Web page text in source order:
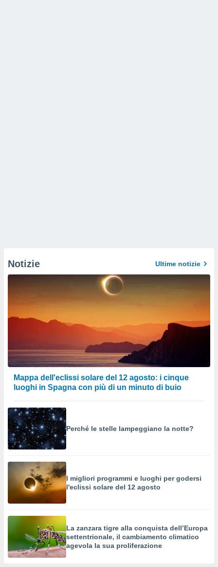
Notizie Ultime notizie
Mappa dell'eclissi solare del 12 agosto: i cinque
luoghi in Spagna con più di un minuto di buio
Perché le stelle lampeggiano la notte?
I migliori programmi e luoghi per godersi
l'eclissi solare del 12 agosto
La zanzara tigre alla conquista dell’Europa
settentrionale, il cambiamento climatico
agevola la sua proliferazione